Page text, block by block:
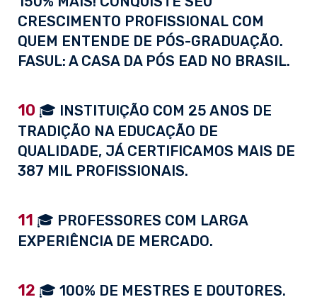
CRESCIMENTO PROFISSIONAL COM
QUEM ENTENDE DE PÓS-GRADUAÇÃO.
FASUL: A CASA DA PÓS EAD NO BRASIL.
10 🎓 INSTITUIÇÃO COM 25 ANOS DE
TRADIÇÃO NA EDUCAÇÃO DE
QUALIDADE, JÁ CERTIFICAMOS MAIS DE
387 MIL PROFISSIONAIS.
11 🎓 PROFESSORES COM LARGA
EXPERIÊNCIA DE MERCADO.
12 🎓 100% DE MESTRES E DOUTORES.